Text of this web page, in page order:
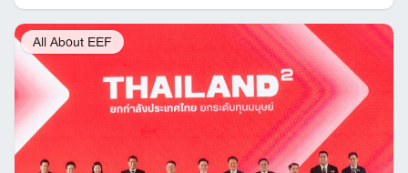
All About EEF